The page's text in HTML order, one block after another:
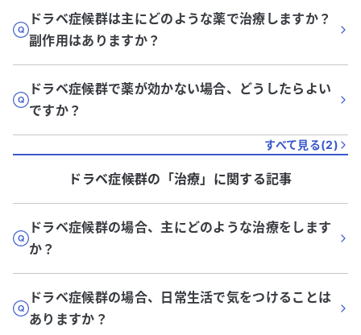
ドラベ症候群は主にどのような薬で治療しますか？
副作用はありますか？
ドラベ症候群で薬が効かない場合、どうしたらよい
ですか？
すべて見る(2)
ドラベ症候群の「治療」に関する記事
ドラベ症候群の場合、主にどのような治療をします
か？
ドラベ症候群の場合、日常生活で気をつけることは
ありますか？